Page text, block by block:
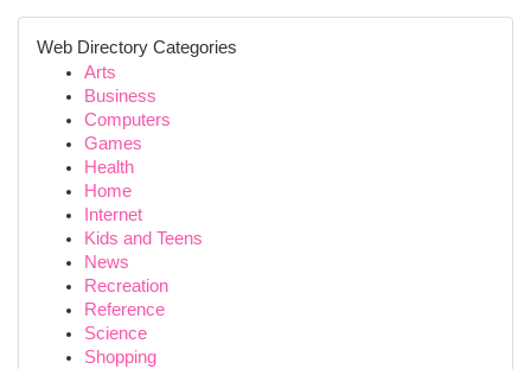
Web Directory Categories
Arts
Business
Computers
Games
Health
Home
Internet
Kids and Teens
News
Recreation
Reference
Science
Shopping